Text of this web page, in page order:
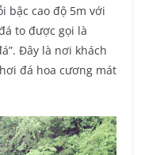
bậc cao độ 5m với
to được gọi là
Đây là nơi khách
đá hoa cương mát